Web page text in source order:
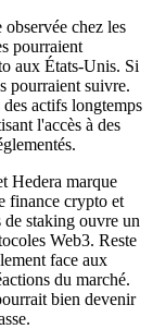
chez les
pourraient
aux États-Unis. Si
pourraient suivre.
actifs longtemps
l'accès à des
Hedera marque
finance crypto et
staking ouvre un
Web3. Reste
face aux
du marché.
bien devenir